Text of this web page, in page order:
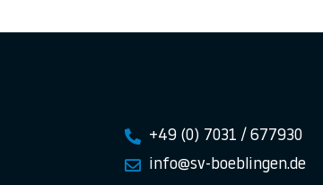
+49 (0) 7031 / 677930
info@sv-boeblingen.de